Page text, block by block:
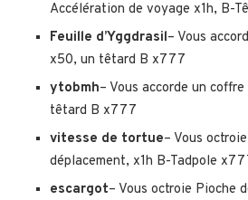
Accélération de voyage x1h, B-
Feuille d’Yggdrasil– Vous
x50, un têtard B x777
ytobmh– Vous accorde un
têtard B x777
vitesse de tortue– Vous
déplacement, x1h B-Tadpole
escargot– Vous octroie Pioche